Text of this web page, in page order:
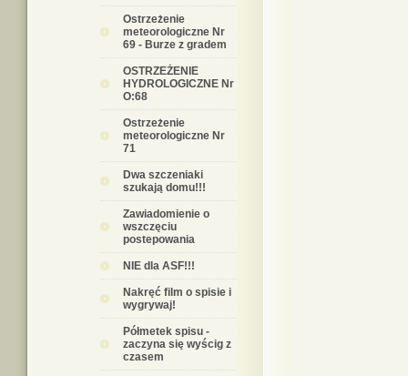
Ostrzeżenie
meteorologiczne Nr
69 - Burze z gradem
OSTRZEŻENIE
HYDROLOGICZNE Nr
O:68
Ostrzeżenie
meteorologiczne Nr
71
Dwa szczeniaki
szukają domu!!!
Zawiadomienie o
wszczęciu
postepowania
NIE dla ASF!!!
Nakręć film o spisie i
wygrywaj!
Półmetek spisu -
zaczyna się wyścig z
czasem